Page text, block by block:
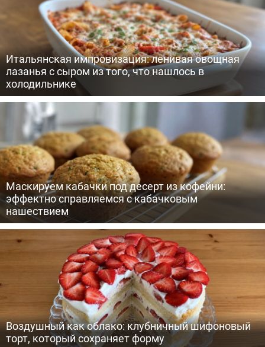
Итальянская импровизация: ленивая овощная
лазанья с сыром из того, что нашлось в
холодильнике
Маскируем кабачки под десерт из кофейни:
эффектно справляемся с кабачковым
нашествием
Воздушный как облако: клубничный шифоновый
торт, который сохраняет форму